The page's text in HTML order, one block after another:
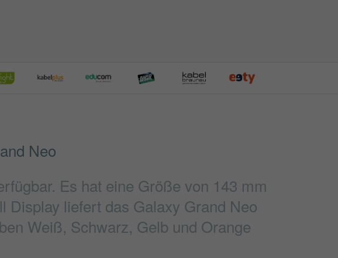
Neo
Es hat eine Größe von 143 mm
Display liefert das Galaxy Grand Neo
Weiß, Schwarz, Gelb und Orange